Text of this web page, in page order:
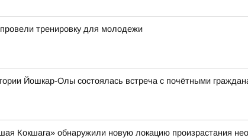
тренировку для молодежи
Йошкар-Олы состоялась встреча с почётными
Кокшага» обнаружили новую локацию произрастания